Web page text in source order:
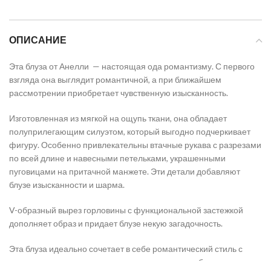
ОПИСАНИЕ
Эта блуза от Анелли — настоящая ода романтизму. С первого
взгляда она выглядит романтичной, а при ближайшем
рассмотрении приобретает чувственную изысканность.
Изготовленная из мягкой на ощупь ткани, она обладает
полуприлегающим силуэтом, который выгодно подчеркивает
фигуру. Особенно привлекательны втачные рукава с разрезами
по всей длине и навесными петельками, украшенными
пуговицами на притачной манжете. Эти детали добавляют
блузе изысканности и шарма.
V-образный вырез горловины с функциональной застежкой
дополняет образ и придает блузе некую загадочность.
Эта блуза идеально сочетает в себе романтический стиль с